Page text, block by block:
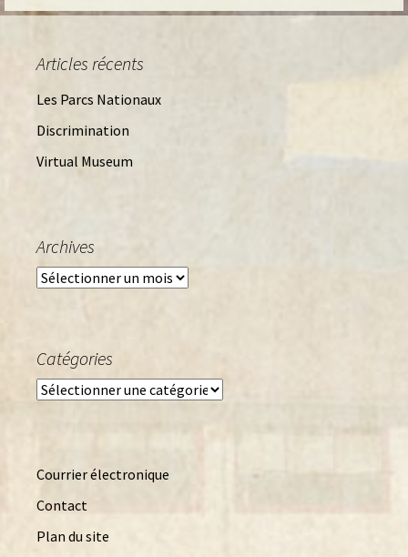
Articles récents
Les Parcs Nationaux
Discrimination
Virtual Museum
Archives
Archives
Catégories
Catégories
Courrier électronique
Contact
Plan du site